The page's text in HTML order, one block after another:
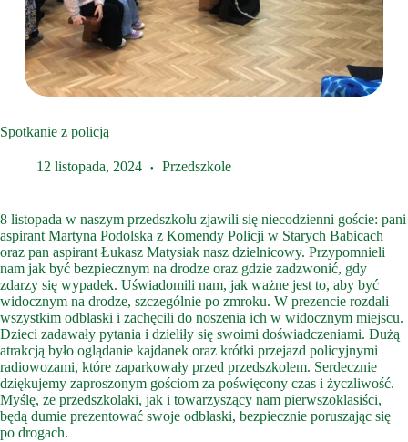
Spotkanie z policją
12 listopada, 2024 Przedszkole
8 listopada w naszym przedszkolu zjawili się niecodzienni goście: pani
aspirant Martyna Podolska z Komendy Policji w Starych Babicach
oraz pan aspirant Łukasz Matysiak nasz dzielnicowy. Przypomnieli
nam jak być bezpiecznym na drodze oraz gdzie zadzwonić, gdy
zdarzy się wypadek. Uświadomili nam, jak ważne jest to, aby być
widocznym na drodze, szczególnie po zmroku. W prezencie rozdali
wszystkim odblaski i zachęcili do noszenia ich w widocznym miejscu.
Dzieci zadawały pytania i dzieliły się swoimi doświadczeniami. Dużą
atrakcją było oglądanie kajdanek oraz krótki przejazd policyjnymi
radiowozami, które zaparkowały przed przedszkolem. Serdecznie
dziękujemy zaproszonym gościom za poświęcony czas i życzliwość.
Myślę, że przedszkolaki, jak i towarzyszący nam pierwszoklasiści,
będą dumie prezentować swoje odblaski, bezpiecznie poruszając się
po drogach.